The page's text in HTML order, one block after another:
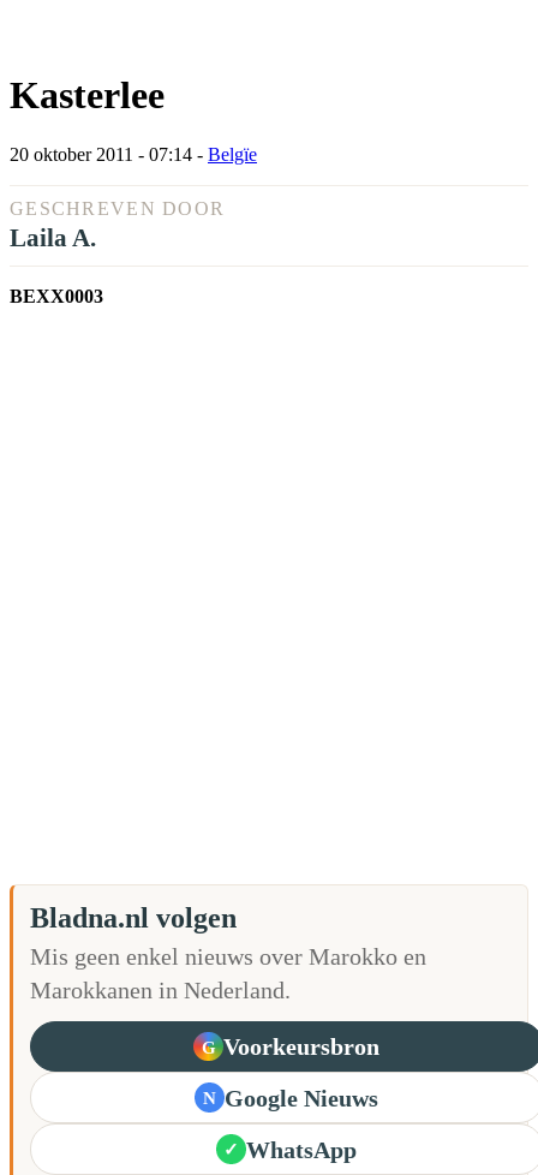
Kasterlee
20 oktober 2011 - 07:14 - Belgïe
GESCHREVEN DOOR
Laila A.
BEXX0003
Bladna.nl volgen
Mis geen enkel nieuws over Marokko en
Marokkanen in Nederland.
G Voorkeursbron
N Google Nieuws
✓ WhatsApp